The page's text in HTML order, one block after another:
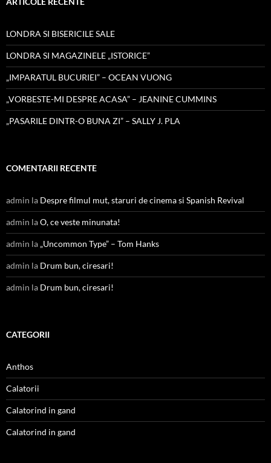
LONDRA SI BISERICILE SALE
LONDRA SI MAGAZINELE „ISTORICE”
„IMPARATUL BUCURIEI” – OCEAN VUONG
„VORBESTE-MI DESPRE ACASA” – JEANINE CUMMINS
„PASARILE DINTR-O BUNA ZI” – SALLY J. PLA
COMENTARII RECENTE
admin la Despre filmul mut, staruri de cinema si Spanish Revival
admin laO, ce veste minunata!
admin la „Uncommon Type” – Tom Hanks
admin la Drum bun, ciresari!
admin la Drum bun, ciresari!
CATEGORII
Anthos
Calatorii
Calatorind in gand
Calatorind in gand